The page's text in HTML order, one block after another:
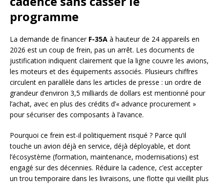
programme
La demande de financer F-35A à hauteur de 24 appareils en
2026 est un coup de frein, pas un arrêt. Les documents de
justification indiquent clairement que la ligne couvre les avions,
les moteurs et des équipements associés. Plusieurs chiffres
circulent en parallèle dans les articles de presse : un ordre de
grandeur d’environ 3,5 milliards de dollars est mentionné pour
l’achat, avec en plus des crédits d’« advance procurement »
pour sécuriser des composants à l’avance.
Pourquoi ce frein est-il politiquement risqué ? Parce qu’il
touche un avion déjà en service, déjà déployable, et dont
l’écosystème (formation, maintenance, modernisations) est
engagé sur des décennies. Réduire la cadence, c’est accepter
un trou temporaire dans les livraisons, une flotte qui vieillit plus